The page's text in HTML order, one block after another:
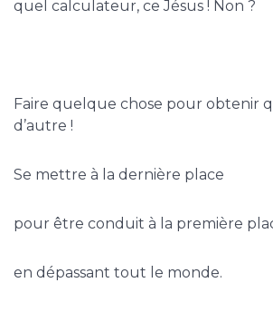
quel calculateur, ce Jésus ! Non ?
Faire quelque chose pour obtenir
d’autre !
Se mettre à la dernière place
pour être conduit à la première
en dépassant tout le monde.